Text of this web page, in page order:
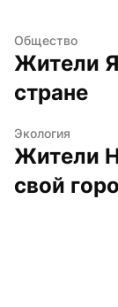
Общество
Жители
стране
Экология
Жители
свой